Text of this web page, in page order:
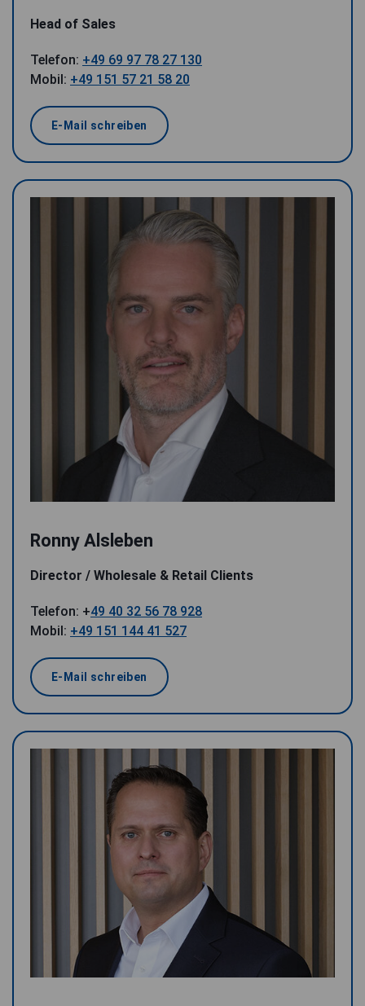
Head of Sales
Telefon: +49 69 97 78 27 130
Mobil: +49 151 57 21 58 20
E-Mail schreiben
Ronny Alsleben
Director / Wholesale & Retail Clients
Telefon: +49 40 32 56 78 928
Mobil: +49 151 144 41 527
E-Mail schreiben